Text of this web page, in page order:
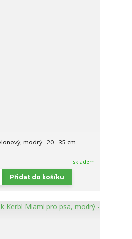
modrý - 20 - 35 cm
skladem
Přidat do košíku